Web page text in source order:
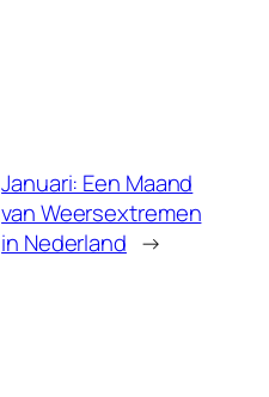
Januari: Een Maand
van Weersextremen
in Nederland →